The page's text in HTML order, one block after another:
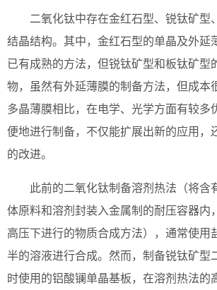
二氧化钛中存在金红石型、锐钛矿型
结晶结构。其中，金红石型的单晶及外延
已有成熟的方法，但锐钛矿型和板钛矿型
物，虽然有外延薄膜的制备方法，但成本
多晶薄膜相比，在电学、光学方面有较多
便地进行制备，不仅能扩展出新的应用，
的改进。
此前的二氧化钛制备溶剂热法（将含
体原料和溶剂封装入金属制的耐压容器内
高压下进行的物质合成方法），通常使用
半的溶液进行合成。然而，制备锐钛矿型
时使用的铝酸镧单晶基板，在溶剂热法的